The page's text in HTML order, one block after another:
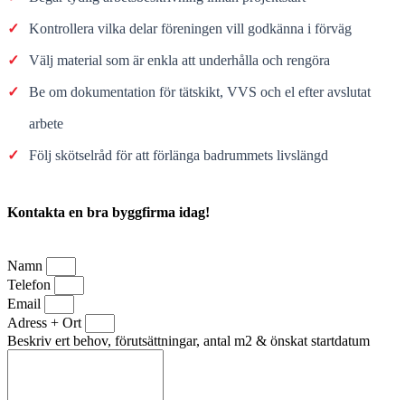
✓ Kontrollera vilka delar föreningen vill godkänna i förväg
✓ Välj material som är enkla att underhålla och rengöra
✓ Be om dokumentation för tätskikt, VVS och el efter avslutat
arbete
✓ Följ skötselråd för att förlänga badrummets livslängd
Kontakta en bra byggfirma idag!
Namn
Telefon
Email
Adress + Ort
Beskriv ert behov, förutsättningar, antal m2 & önskat startdatum